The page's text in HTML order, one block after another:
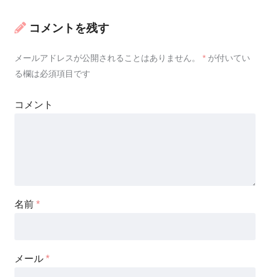
コメントを残す
メールアドレスが公開されることはありません。 * が付いてい
る欄は必須項目です
コメント
名前 *
メール *